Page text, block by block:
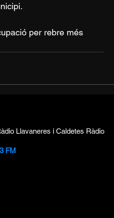
per rebre més
Llavaneres i Caldetes Ràdio
FM